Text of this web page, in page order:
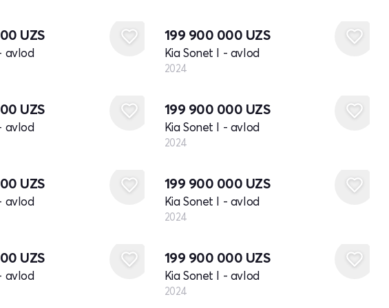
UZS
avlod
199 900 000 UZS
Kia Sonet I - avlod
2024
UZS
avlod
199 900 000 UZS
Kia Sonet I - avlod
2024
UZS
avlod
199 900 000 UZS
Kia Sonet I - avlod
2024
UZS
avlod
199 900 000 UZS
Kia Sonet I - avlod
2024